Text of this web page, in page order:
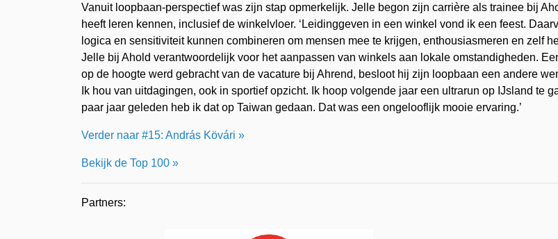
Vanuit loopbaan-perspectief was zijn stap opmerkelijk. Jelle begon zijn carrière als trainee bij
heeft leren kennen, inclusief de winkelvloer. ‘Leidinggeven in een winkel vond ik een feest.
logica en sensitiviteit kunnen combineren om mensen mee te krijgen, enthousiasmeren en zelf
Jelle bij Ahold verantwoordelijk voor het aanpassen van winkels aan lokale omstandigheden.
op de hoogte werd gebracht van de vacature bij Ahrend, besloot hij zijn loopbaan een andere
Ik hou van uitdagingen, ook in sportief opzicht. Ik hoop volgende jaar een ultrarun op IJsland te
paar jaar geleden heb ik dat op Taiwan gedaan. Dat was een ongelooflijk mooie ervaring.’
Verder naar #15: András Kövári »
Bekijk de Top 100 »
Partners: